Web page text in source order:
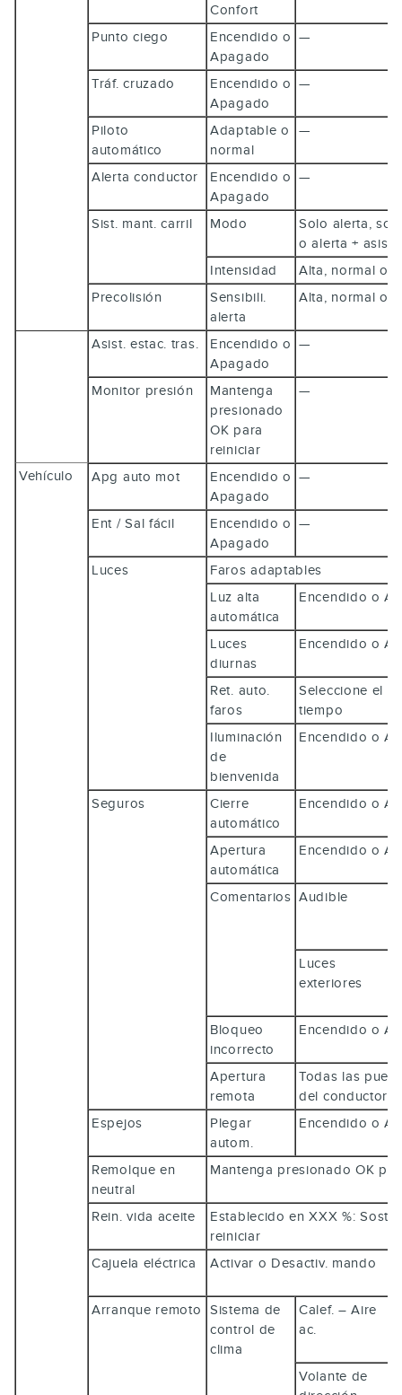
Confort
Punto ciego
Encendido o
Apagado
—
Tráf. cruzado
Encendido o
Apagado
—
Piloto
automático
Adaptable o
normal
—
Alerta conductor
Encendido o
Apagado
—
Sist. mant. carril Modo
Solo alerta,
o alerta +
Intensidad
Alta, normal o
Precolisión
Sensibili.
alerta
Alta, normal o
Asist. estac. tras.
Encendido o
Apagado
—
Monitor presión
Mantenga
presionado
OK para
reiniciar
—
Vehículo Apg auto mot
Encendido o
Apagado
—
Ent / Sal fácil
Encendido o
Apagado
—
Luces
Faros adaptables
Luz alta
automática
Encendido o
Luces
diurnas
Encendido o
Ret. auto.
faros
Seleccione el
tiempo
Iluminación
de
bienvenida
Encendido o
Seguros
Cierre
automático
Encendido o
Apertura
automática
Encendido o
Comentarios Audible
Luces
exteriores
Bloqueo
incorrecto
Encendido o
Apertura
remota
Todas las
del conductor
Espejos
Plegar
autom.
Encendido o
Remolque en
neutral
Mantenga presionado OK
Rein. vida aceite
Establecido en XXX %:
reiniciar
Cajuela eléctrica
Activar o Desactiv. mando
Arranque remoto
Sistema de
control de
clima
Calef. – Aire
ac.
Volante de